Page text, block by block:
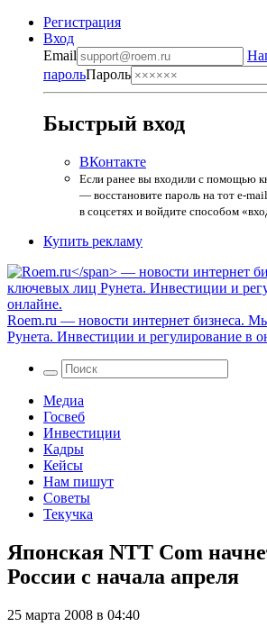
Регистрация
Вход
Email
парольПароль
Быстрый вход
ВКонтакте
Если ранее вы входили с помощью
— восстановите пароль на тот e-
в соцсетях и войдите способом
Купить рекламу
Roem.ru — новости интернет бизнеса.
Рунета. Инвестиции и регулирование в
Медиа
Госвеб
Инвестиции
Кадры
Кейсы
Нам пишут
Советы
Текучка
Японская NTT Com
России с начала апреля
25 марта 2008 в 04:40